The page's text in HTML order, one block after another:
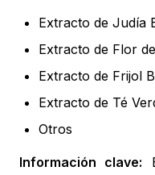
Extracto de Judía
Extracto de Flor
Extracto de Frijol
Extracto de Té
Otros
Información clave: